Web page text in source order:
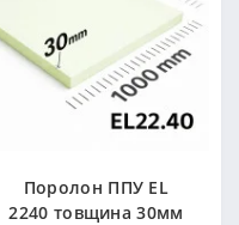
Поролон ППУ EL
2240 товщина 30мм